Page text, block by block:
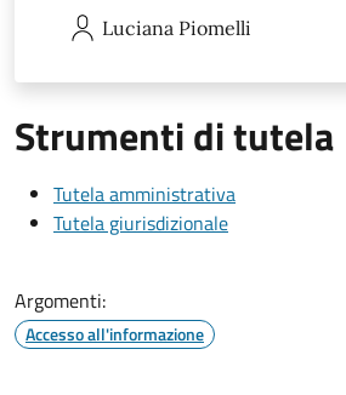
Luciana Piomelli
Strumenti di tutela
Tutela amministrativa
Tutela giurisdizionale
Argomenti:
Accesso all'informazione